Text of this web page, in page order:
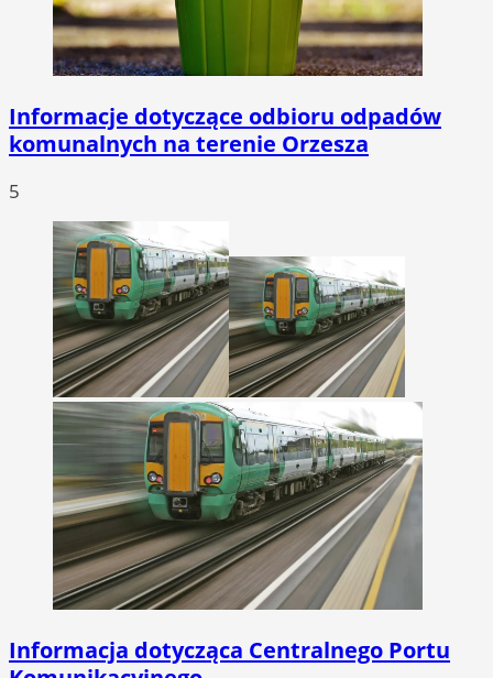
Informacje dotyczące odbioru odpadów
komunalnych na terenie Orzesza
5
Informacja dotycząca Centralnego Portu